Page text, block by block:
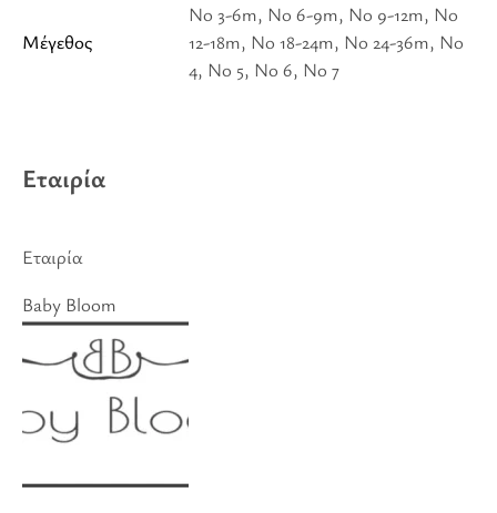
Μέγεθος
No 3-6m, No 6-9m, No 9-12m, No
12-18m, No 18-24m, No 24-36m, Νο
4, Νο 5, Νο 6, No 7
Εταιρία
Εταιρία
Baby Bloom